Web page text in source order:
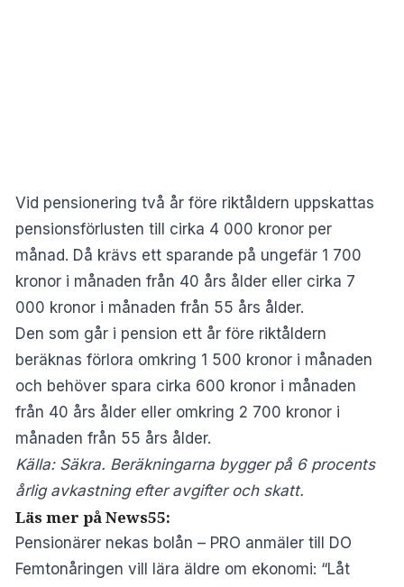
Vid pensionering två år före riktåldern uppskattas
pensionsförlusten till cirka 4 000 kronor per
månad. Då krävs ett sparande på ungefär 1 700
kronor i månaden från 40 års ålder eller cirka 7
000 kronor i månaden från 55 års ålder.
Den som går i pension ett år före riktåldern
beräknas förlora omkring 1 500 kronor i månaden
och behöver spara cirka 600 kronor i månaden
från 40 års ålder eller omkring 2 700 kronor i
månaden från 55 års ålder.
Källa: Säkra. Beräkningarna bygger på 6 procents
årlig avkastning efter avgifter och skatt.
Läs mer på News55:
Pensionärer nekas bolån – PRO anmäler till DO
Femtonåringen vill lära äldre om ekonomi: “Låt